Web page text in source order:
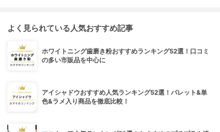
よく見られている人気おすすめ記事
ホワイトニング歯磨き粉おすすめランキング52選！口コミ
の多い市販品を中心に
アイシャドウおすすめ人気ランキング52選！パレット&単
色&ラメ入り商品を徹底比較！